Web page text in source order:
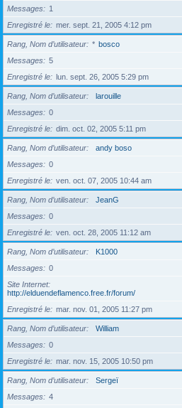
Messages
1
Enregistré le
mer. sept. 21, 2005 4:12 pm
Rang, Nom d’utilisateur * bosco
Messages
5
Enregistré le
lun. sept. 26, 2005 5:29 pm
Rang, Nom d’utilisateur
larouille
Messages
0
Enregistré le
dim. oct. 02, 2005 5:11 pm
Rang, Nom d’utilisateur
andy boso
Messages
0
Enregistré le
ven. oct. 07, 2005 10:44 am
Rang, Nom d’utilisateur
JeanG
Messages
0
Enregistré le
ven. oct. 28, 2005 11:12 am
Rang, Nom d’utilisateur
K1000
Messages
0
Site Internet
http://elduendeflamenco.free.fr/forum/
Enregistré le
mar. nov. 01, 2005 11:27 pm
Rang, Nom d’utilisateur
William
Messages
0
Enregistré le
mar. nov. 15, 2005 10:50 pm
Rang, Nom d’utilisateur
Sergeï
Messages
4